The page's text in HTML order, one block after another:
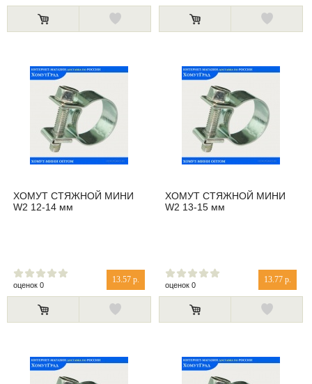
ХОМУТ СТЯЖНОЙ МИНИ
W2 12-14 мм
13.57 р.
оценок 0
ХОМУТ СТЯЖНОЙ МИНИ
W2 13-15 мм
13.77 р.
оценок 0